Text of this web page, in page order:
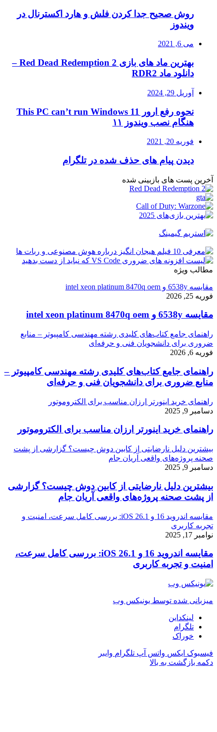
روش صحیح جدا کردن فلش و هارد اکسترنال در
ویندوز
می 6, 2021
بهترین ماد های بازی Red Dead Redemption 2 –
دانلود ماد RDR2
آوریل 29, 2024
نحوه رفع ارور This PC can’t run Windows 11
هنگام نصب ویندوز ۱۱
فوریه 20, 2021
دیدن پیام های حذف شده در تلگرام
آخرین پست های بازبینی شده
مطالب ویژه
مقایسه 6538y و intel xeon platinum 8470q oem
فوریه 25, 2026
مقایسه 6538y و intel xeon platinum 8470q oem
راهنمای جامع کتاب‌های کلیدی رشته مهندسی کامپیوتر – منابع
ضروری برای دانشجویان فنی و حرفه‌ای
فوریه 6, 2026
راهنمای جامع کتاب‌های کلیدی رشته مهندسی کامپیوتر –
منابع ضروری برای دانشجویان فنی و حرفه‌ای
راهنمای خرید اینورتر ارزان مناسب برای الکتروموتور
دسامبر 9, 2025
راهنمای خرید اینورتر ارزان مناسب برای الکتروموتور
بیشترین دلیل نارضایتی از کابین دوش چیست؟ گزارشی از پشت
صحنه پروژه‌های واقعی آریان جام
دسامبر 9, 2025
بیشترین دلیل نارضایتی از کابین دوش چیست؟ گزارشی
از پشت صحنه پروژه‌های واقعی آریان جام
مقایسه اندروید 16 و iOS 26.1: بررسی کامل سرعت، امنیت و
تجربه کاربری
نوامبر 17, 2025
مقایسه اندروید 16 و iOS 26.1: بررسی کامل سرعت،
امنیت و تجربه کاربری
میزبانی شده توسط یونیکس وب
لینکداین
تلگرام
خوراک
فیسبوک ایکس واتس آپ تلگرام وایبر
دکمه بازگشت به بالا